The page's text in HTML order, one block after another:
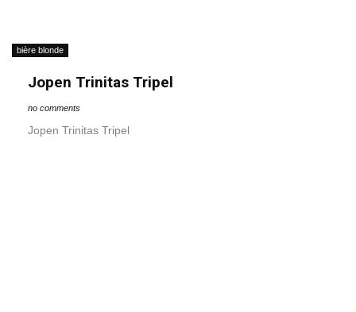
bière blonde
Jopen Trinitas Tripel
no comments
Jopen Trinitas Tripel